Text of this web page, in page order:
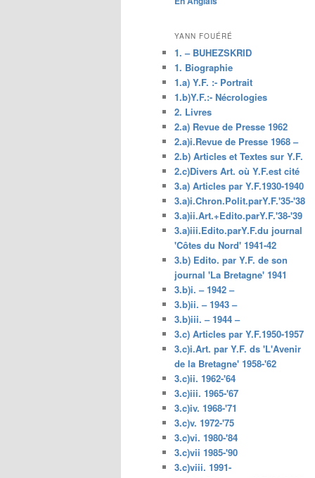
principal
YANN FOUÉRÉ
1. – BUHEZSKRID
1. Biographie
1.a) Y.F. :- Portrait
1.b)Y.F.:- Nécrologies
2. Livres
2.a) Revue de Presse 1962
2.a)i.Revue de Presse 1968 –
2.b) Articles et Textes sur Y.F.
2.c)Divers Art. où Y.F.est cité
3.a) Articles par Y.F.1930-1940
3.a)i.Chron.Polit.parY.F.'35-'38
3.a)ii.Art.+Edito.parY.F.'38-'39
3.a)iii.Edito.parY.F.du journal
'Côtes du Nord' 1941-42
3.b) Edito. par Y.F. de son
journal 'La Bretagne' 1941
3.b)i. – 1942 –
3.b)ii. – 1943 –
3.b)iii. – 1944 –
3.c) Articles par Y.F.1950-1957
3.c)i.Art. par Y.F. ds 'L'Avenir
de la Bretagne' 1958-'62
3.c)ii. 1962-'64
3.c)iii. 1965-'67
3.c)iv. 1968-'71
3.c)v. 1972-'75
3.c)vi. 1980-'84
3.c)vii 1985-'90
3.c)viii. 1991-